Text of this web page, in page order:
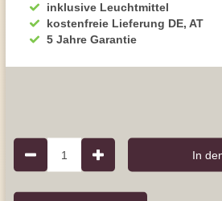
inklusive Leuchtmittel
kostenfreie Lieferung DE, AT
5 Jahre Garantie
1 In